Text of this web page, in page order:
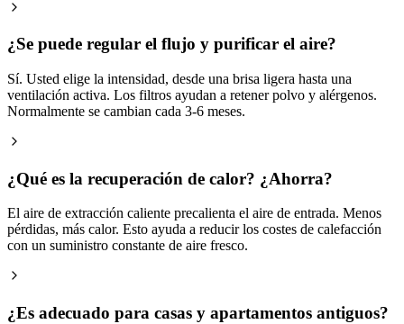
¿Se puede regular el flujo y purificar el aire?
Sí. Usted elige la intensidad, desde una brisa ligera hasta una
ventilación activa. Los filtros ayudan a retener polvo y alérgenos.
Normalmente se cambian cada 3-6 meses.
¿Qué es la recuperación de calor? ¿Ahorra?
El aire de extracción caliente precalienta el aire de entrada. Menos
pérdidas, más calor. Esto ayuda a reducir los costes de calefacción
con un suministro constante de aire fresco.
¿Es adecuado para casas y apartamentos antiguos?